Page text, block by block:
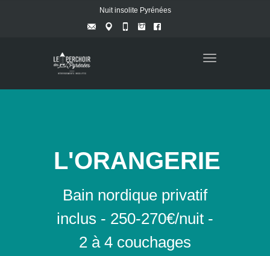
Nuit insolite Pyrénées
Toggle
L'ORANGERIE
Bain nordique privatif
inclus - 250-270€/nuit -
2 à 4 couchages